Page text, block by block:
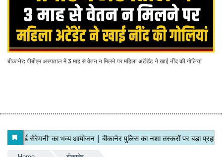
बीकानेर: पीबीएम अस्पताल में 3 माह से वेतन न मिलने पर महिला अटेंडेंट ने खाई नींद की गोलियां